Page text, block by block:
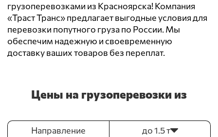
грузоперевозками из Красноярска! Компания
«Траст Транс» предлагает выгодные условия для
перевозки попутного груза по России. Мы
обеспечим надежную и своевременную
доставку ваших товаров без переплат.
Цены на грузоперевозки из
Направление до 1.5 т